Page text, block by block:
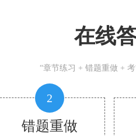
在线
“章节练习 + 错题重做 +
2
错题重做